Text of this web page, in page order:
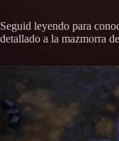
Seguid leyendo para
detallado a la mazmorra